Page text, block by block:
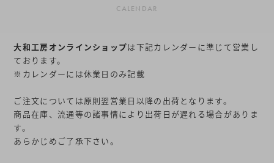
CALENDAR
大和工房オンラインショップは下記カレンダーに準じて営業し
ております。
※カレンダーには休業日のみ記載
ご注文については原則翌営業日以降の出荷となります。
商品在庫、流通等の諸事情により出荷日が遅れる場合がありま
す。
あらかじめご了承下さい。